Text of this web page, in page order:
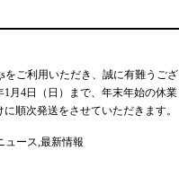
をご利用いただき、誠に有難う
1月4日（日）まで、年末年始の
に順次発送をさせていただきます
ュース,最新情報